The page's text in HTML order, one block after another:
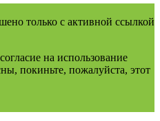
только с активной ссылкой
на использование
покиньте, пожалуйста, этот